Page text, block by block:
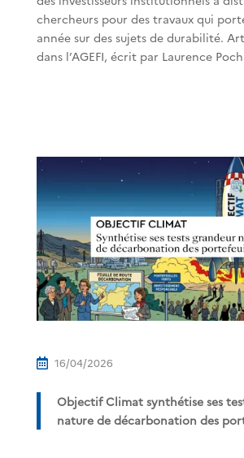
chercheurs pour des travaux qui
année sur des sujets de durabilité.
dans l’AGEFI, écrit par Laurence
 16/04/2026
Objectif Climat synthétise ses
nature de décarbonation des